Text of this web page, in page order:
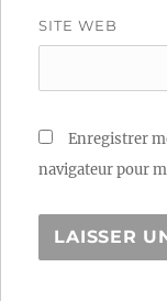
SITE WEB
Enregistrer
navigateur pour